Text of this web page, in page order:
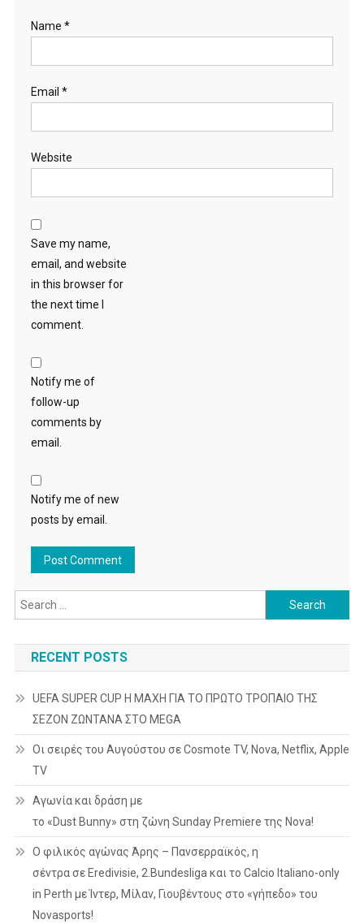
Name *
Email *
Website
Save my name,
email, and website
in this browser for
the next time I
comment.
Notify me of
follow-up
comments by
email.
Notify me of new
posts by email.
Search
for:
RECENT POSTS
UEFA SUPER CUP Η ΜΑΧΗ ΓΙΑ ΤΟ ΠΡΩΤΟ ΤΡΟΠΑΙΟ ΤΗΣ
ΣΕΖΟΝ ΖΩΝΤΑΝΑ ΣΤΟ MEGA
Οι σειρές του Αυγούστου σε Cosmote TV, Nova, Netflix, Apple
TV
Αγωνία και δράση με
το «Dust Bunny» στη ζώνη Sunday Premiere της Nova!
Ο φιλικός αγώνας Άρης – Πανσερραϊκός, η
σέντρα σε Eredivisie, 2.Bundesliga και το Calcio Italiano-only
in Perth με Ίντερ, Μίλαν, Γιουβέντους στο «γήπεδο» του
Novasports!